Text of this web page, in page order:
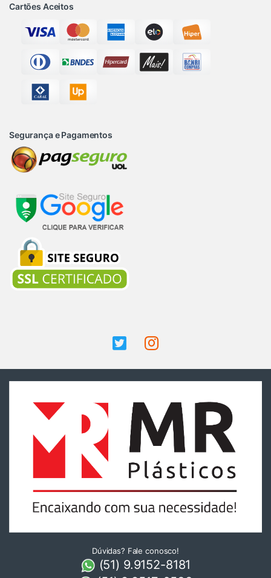
Cartões Aceitos
Segurança e Pagamentos
Dúvidas? Fale conosco!
(51) 9.9152-8181